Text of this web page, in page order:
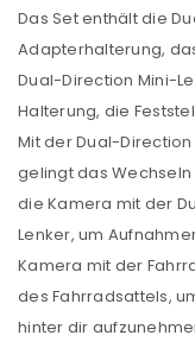
Das Set enthält die
Adapterhalterung,
Dual-Direction Mini-
Halterung, die
Mit der Dual-
gelingt das
die Kamera mit der
Lenker, um
Kamera mit der
des Fahrradsattels,
hinter dir